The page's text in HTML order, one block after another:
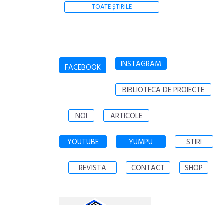
TOATE ȘTIRILE
FACEBOOK INSTAGRAM
BIBLIOTECA DE PROIECTE
NOI ARTICOLE
YOUTUBE YUMPU STIRI
REVISTA CONTACT SHOP